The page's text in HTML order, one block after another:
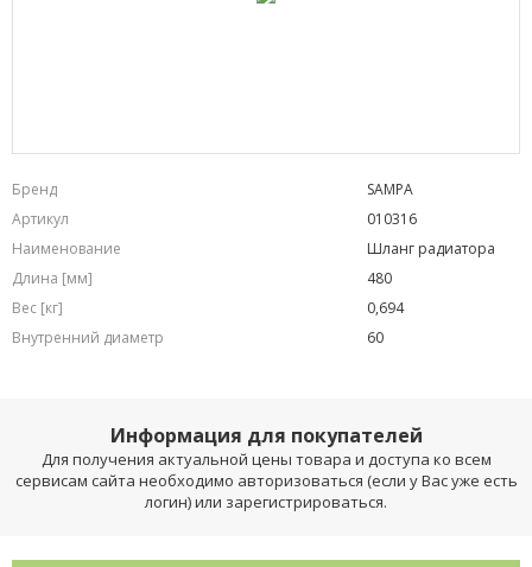
Бренд
SAMPA
Артикул
010316
Наименование
Шланг радиатора
Длина [мм]
480
Вес [кг]
0,694
Внутренний диаметр
60
Информация для покупателей
Для получения актуальной цены товара и доступа ко всем
сервисам сайта необходимо авторизоваться (если у Вас уже есть
логин) или зарегистрироваться.